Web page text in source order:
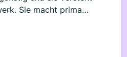
Sie macht prima